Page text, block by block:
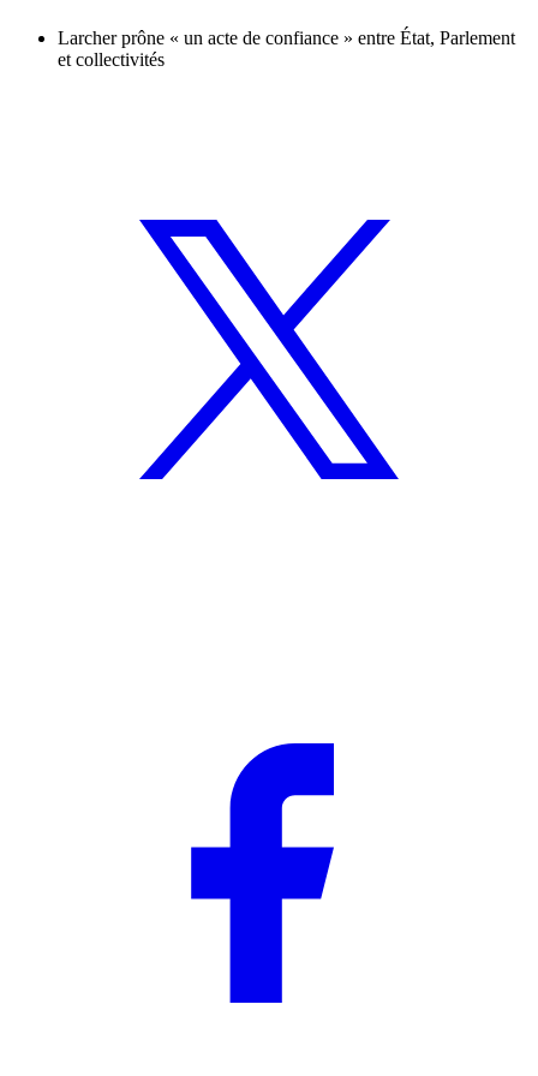
Larcher prône « un acte de confiance » entre État, Parlement
et collectivités